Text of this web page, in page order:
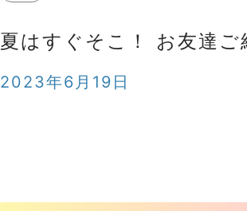
夏はすぐそこ！ お友達ご
2023年6月19日